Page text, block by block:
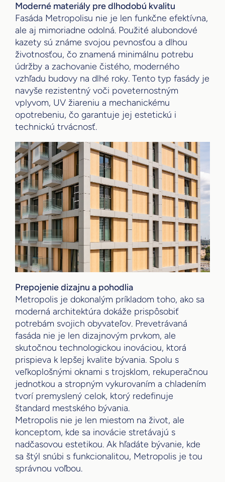
Moderné materiály pre dlhodobú kvalitu
Fasáda Metropolisu nie je len funkčne efektívna,
ale aj mimoriadne odolná. Použité alubondové
kazety sú známe svojou pevnosťou a dlhou
životnosťou, čo znamená minimálnu potrebu
údržby a zachovanie čistého, moderného
vzhľadu budovy na dlhé roky. Tento typ fasády je
navyše rezistentný voči poveternostným
vplyvom, UV žiareniu a mechanickému
opotrebeniu, čo garantuje jej estetickú i
technickú trvácnosť.
Prepojenie dizajnu a pohodlia
Metropolis je dokonalým príkladom toho, ako sa
moderná architektúra dokáže prispôsobiť
potrebám svojich obyvateľov. Prevetrávaná
fasáda nie je len dizajnovým prvkom, ale
skutočnou technologickou inováciou, ktorá
prispieva k lepšej kvalite bývania. Spolu s
veľkoplošnými oknami s trojsklom, rekuperačnou
jednotkou a stropným vykurovaním a chladením
tvorí premyslený celok, ktorý redefinuje
štandard mestského bývania.
Metropolis nie je len miestom na život, ale
konceptom, kde sa inovácie stretávajú s
nadčasovou estetikou. Ak hľadáte bývanie, kde
sa štýl snúbi s funkcionalitou, Metropolis je tou
správnou voľbou.